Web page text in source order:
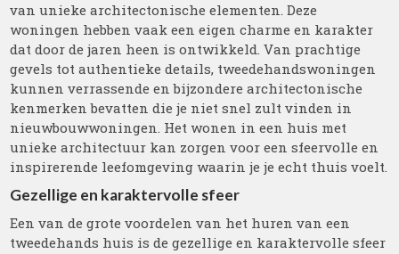
van unieke architectonische elementen. Deze
woningen hebben vaak een eigen charme en karakter
dat door de jaren heen is ontwikkeld. Van prachtige
gevels tot authentieke details, tweedehandswoningen
kunnen verrassende en bijzondere architectonische
kenmerken bevatten die je niet snel zult vinden in
nieuwbouwwoningen. Het wonen in een huis met
unieke architectuur kan zorgen voor een sfeervolle en
inspirerende leefomgeving waarin je je echt thuis voelt.
Gezellige en karaktervolle sfeer
Een van de grote voordelen van het huren van een
tweedehands huis is de gezellige en karaktervolle sfeer